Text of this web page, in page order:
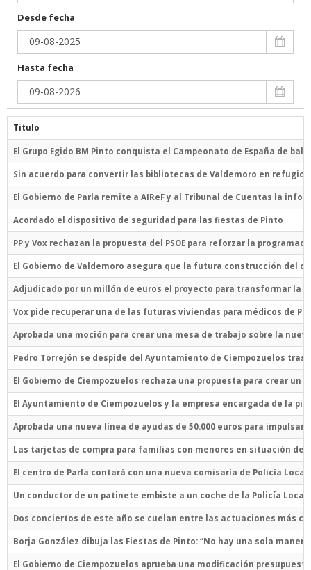
Desde fecha
Hasta fecha
Titulo
El Grupo Egido BM Pinto conquista el Campeonato de España de
Sin acuerdo para convertir las bibliotecas de Valdemoro en
El Gobierno de Parla remite a AIReF y al Tribunal de Cuentas la
Acordado el dispositivo de seguridad para las fiestas de Pinto
PP y Vox rechazan la propuesta del PSOE para reforzar la
El Gobierno de Valdemoro asegura que la futura construcción del
Adjudicado por un millón de euros el proyecto para transformar la
Vox pide recuperar una de las futuras viviendas para médicos de
Aprobada una moción para crear una mesa de trabajo sobre la
Pedro Torrejón se despide del Ayuntamiento de Ciempozuelos tras
El Gobierno de Ciempozuelos rechaza una propuesta para crear un
El Ayuntamiento de Ciempozuelos y la empresa encargada de la
Aprobada una nueva línea de ayudas de 50.000 euros para
Las tarjetas de compra para familias con menores en situación de
El centro de Parla contará con una nueva comisaría de Policía Local
Un conductor de un patinete embiste a un coche de la Policía
Dos conciertos de este año se cuelan entre las actuaciones más
Borja González dibuja las Fiestas de Pinto: “No hay una sola
El Gobierno de Ciempozuelos aprueba una modificación